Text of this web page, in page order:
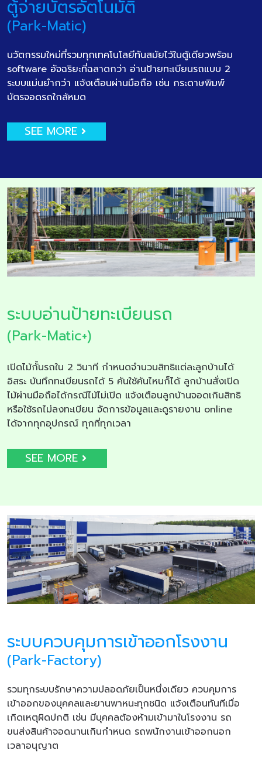
ตู้จ่ายบัตรอัตโนมัติ
(Park-Matic)
นวัตกรรมใหม่ที่รวมทุกเทคโนโลยีทันสมัยไว้ในตู้เดียวพร้อม
software อัจฉริยะที่ฉลาดกว่า อ่านป้ายทะเบียนรถแบบ 2
ระบบแม่นยำกว่า แจ้งเตือนผ่านมือถือ เช่น กระดาษพิมพ์
บัตรจอดรถใกล้หมด
SEE MORE
ระบบอ่านป้ายทะเบียนรถ
(Park-Matic+)
เปิดไม้กั้นรถใน 2 วินาที กำหนดจำนวนสิทธิแต่ละลูกบ้านได้
อิสระ บันทึกทะเบียนรถได้ 5 คันใช้คันไหนก็ได้ ลูกบ้านสั่งเปิด
ไม้ผ่านมือถือได้กรณีไม้ไม่เปิด แจ้งเตือนลูกบ้านจอดเกินสิทธิ
หรือใช้รถไม่ลงทะเบียน จัดการข้อมูลและดูรายงาน online
ได้จากทุกอุปกรณ์ ทุกที่ทุกเวลา
SEE MORE
ระบบควบคุมการเข้าออกโรงงาน
(Park-Factory)
รวมทุกระบบรักษาความปลอดภัยเป็นหนึ่งเดียว ควบคุมการ
เข้าออกของบุคคลและยานพาหนะทุกชนิด แจ้งเตือนทันทีเมื่อ
เกิดเหตุผิดปกติ เช่น มีบุคคลต้องห้ามเข้ามาในโรงงาน รถ
ขนส่งสินค้าจอดนานเกินกำหนด รถพนักงานเข้าออกนอก
เวลาอนุญาต